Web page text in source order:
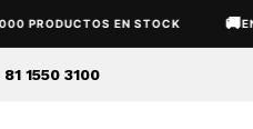
EN STOCK
1550 3100